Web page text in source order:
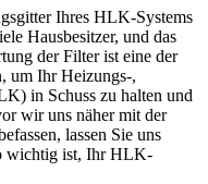
Ihres HLK-Systems
Hausbesitzer, und das
der Filter ist eine der
um Ihr Heizungs-,
in Schuss zu halten und
wir uns näher mit der
lassen Sie uns
wichtig ist, Ihr HLK-